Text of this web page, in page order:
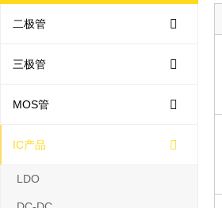
二极管
三极管
MOS管
IC产品
LDO